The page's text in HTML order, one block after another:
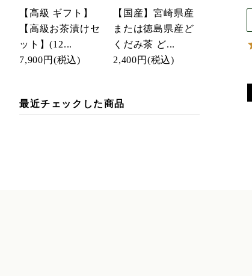
【高級 ギフト】
【高級お茶漬けセ
ット】(12...
7,900円 (税込)
【国産】宮崎県産
または徳島県産ど
くだみ茶 ど...
2,400円 (税込)
最近チェックした商品